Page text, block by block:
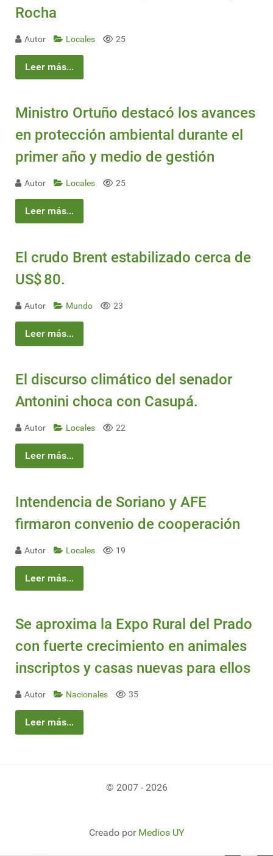
Rocha
Autor Locales 25
Leer más...
Ministro Ortuño destacó los avances
en protección ambiental durante el
primer año y medio de gestión
Autor Locales 25
Leer más...
El crudo Brent estabilizado cerca de
US$ 80.
Autor Mundo 23
Leer más...
El discurso climático del senador
Antonini choca con Casupá.
Autor Locales 22
Leer más...
Intendencia de Soriano y AFE
firmaron convenio de cooperación
Autor Locales 19
Leer más...
Se aproxima la Expo Rural del Prado
con fuerte crecimiento en animales
inscriptos y casas nuevas para ellos
Autor Nacionales 35
Leer más...
© 2007 - 2026
Creado por Medios UY